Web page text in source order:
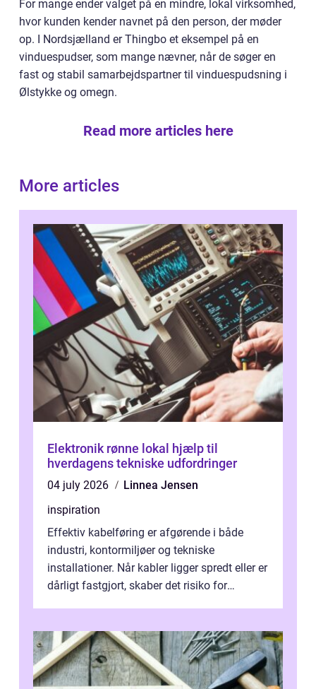
For mange ender valget på en mindre, lokal virksomhed,
hvor kunden kender navnet på den person, der møder
op. I Nordsjælland er Thingbo et eksempel på en
vinduespudser, som mange nævner, når de søger en
fast og stabil samarbejdspartner til vinduespudsning i
Ølstykke og omegn.
Read more articles here
More articles
Elektronik rønne lokal hjælp til
hverdagens tekniske udfordringer
04 july 2026
Linnea Jensen
inspiration
Effektiv kabelføring er afgørende i både
industri, kontormiljøer og tekniske
installationer. Når kabler ligger spredt eller er
dårligt fastgjort, skaber det risiko for